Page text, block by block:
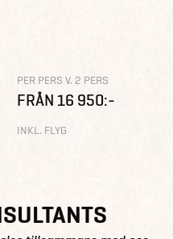
PER PERS V. 2 PERS
FRÅN 16 950:-
INKL. FLYG